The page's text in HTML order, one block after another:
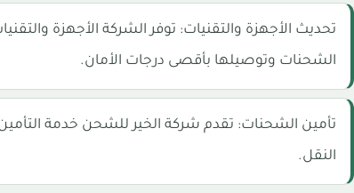
تحديث الأجهزة والتقنيات: توفر الشركة الأجهزة
الشحنات وتوصيلها بأقصى درجات الأمان.
تأمين الشحنات: تقدم شركة الخير للشحن خدمة
النقل.